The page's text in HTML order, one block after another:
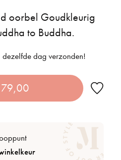
oorbel Goudkleurig
to Buddha.
dag verzonden!
— 79,00